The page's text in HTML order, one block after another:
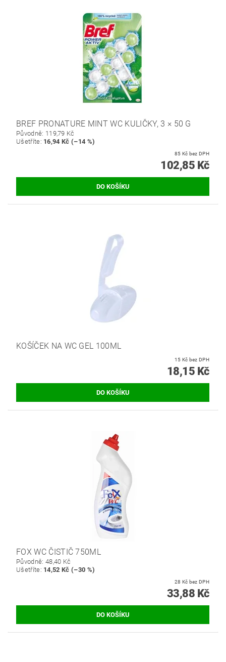
BREF PRONATURE MINT WC KULIČKY, 3 × 50 G
Původně: 119,79 Kč
Ušetříte: 16,94 Kč (–14 %)
85 Kč bez DPH
102,85 Kč
KOŠÍČEK NA WC GEL 100ML
15 Kč bez DPH
18,15 Kč
FOX WC ČISTIČ 750ML
Původně: 48,40 Kč
Ušetříte: 14,52 Kč (–30 %)
28 Kč bez DPH
33,88 Kč